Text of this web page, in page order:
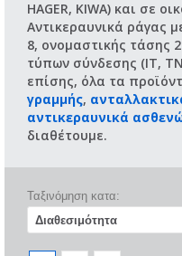
HAGER, KIWA) και σε
Αντικεραυνικά ράγας
8, ονομαστικής τάσης
τύπων σύνδεσης (IT,
επίσης, όλα τα
γραμμής,
αντικεραυνικά
διαθέτουμε.
Ταξινόμηση κατα: